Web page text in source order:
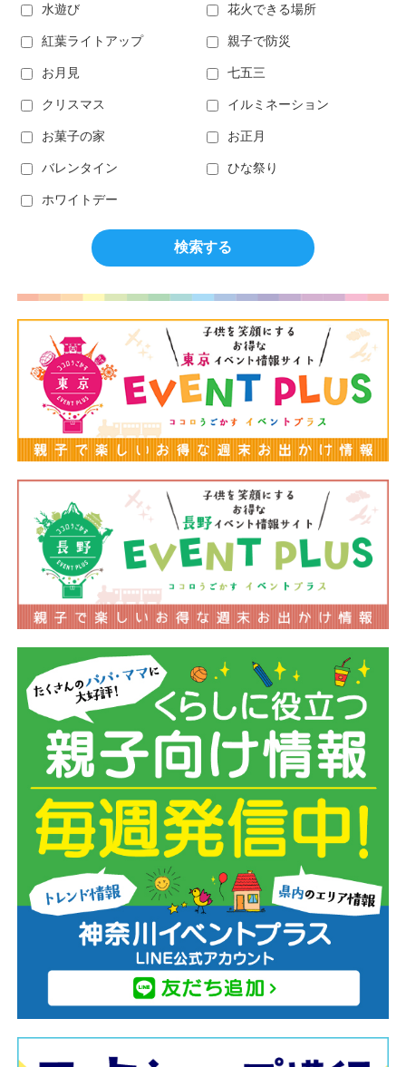
水遊び 花火できる場所
紅葉ライトアップ 親子で防災
お月見 七五三
クリスマス イルミネーション
お菓子の家 お正月
バレンタイン ひな祭り
ホワイトデー